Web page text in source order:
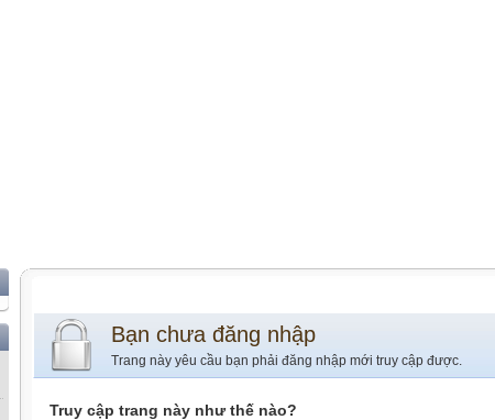
Bạn chưa đăng nhập
Trang này yêu cầu bạn phải đăng nhập mới truy cập được.
Truy cập trang này như thế nào?